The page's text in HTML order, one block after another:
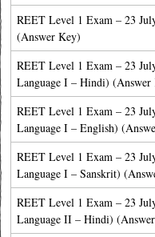
REET Level 1 Exam – 23
(Answer Key)
REET Level 1 Exam –23
Language I – Hindi) (Answer
REET Level 1 Exam – 23
Language I – English)
REET Level 1 Exam – 23
Language I – Sanskrit)
REET Level 1 Exam –23
Language II – Hindi)